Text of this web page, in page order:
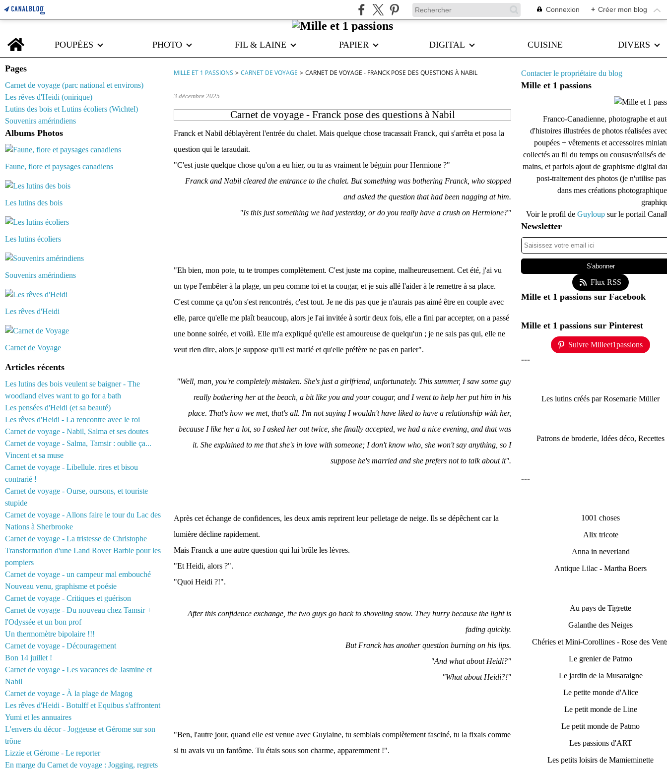
Connexion + Créer mon blog
Home
POUPÉES
PHOTO FIL & LAINE PAPIER DIGITAL CUISINE DIVERS
Pages
Carnet de voyage (parc national et environs)
Les rêves d'Heidi (onirique)
Lutins des bois et Lutins écoliers (Wichtel)
Souvenirs amérindiens
Albums Photos
Faune, flore et paysages canadiens
Les lutins des bois
Les lutins écoliers
Souvenirs amérindiens
Les rêves d'Heidi
Carnet de Voyage
Articles récents
Les lutins des bois veulent se baigner - The
woodland elves want to go for a bath
Les pensées d'Heidi (et sa beauté)
Les rêves d'Heidi - La rencontre avec le roi
Carnet de voyage - Nabil, Salma et ses doutes
Carnet de voyage - Salma, Tamsir : oublie ça...
Vincent et sa muse
Carnet de voyage - Libellule. rires et bisou
contrarié !
Carnet de voyage - Ourse, oursons, et touriste
stupide
Carnet de voyage - Allons faire le tour du Lac des
Nations à Sherbrooke
Carnet de voyage - La tristesse de Christophe
Transformation d'une Land Rover Barbie pour les
pompiers
Carnet de voyage - un campeur mal embouché
Nouveau venu, graphisme et poésie
Carnet de voyage - Critiques et guérison
Carnet de voyage - Du nouveau chez Tamsir +
l'Odyssée et un bon prof
Un thermomètre bipolaire !!!
Carnet de voyage - Découragement
Bon 14 juillet !
Carnet de voyage - Les vacances de Jasmine et
Nabil
Carnet de voyage - À la plage de Magog
Les rêves d'Heidi - Botulff et Equibus s'affrontent
Yumi et les annuaires
L'envers du décor - Joggeuse et Gérome sur son
trône
Lizzie et Gérome - Le reporter
En marge du Carnet de voyage : Jogging, regrets
MILLE ET 1 PASSIONS > CARNET DE VOYAGE > CARNET DE VOYAGE - FRANCK POSE DES QUESTIONS À NABIL
3 décembre 2025
Carnet de voyage - Franck pose des questions à Nabil
Franck et Nabil déblayèrent l'entrée du chalet. Mais quelque chose tracassait Franck, qui s'arrêta et posa la
question qui le taraudait.
"C'est juste quelque chose qu'on a eu hier, ou tu as vraiment le béguin pour Hermione ?"
Franck and Nabil cleared the entrance to the chalet. But something was bothering Franck, who stopped
and asked the question that had been nagging at him.
"Is this just something we had yesterday, or do you really have a crush on Hermione?"
"Eh bien, mon pote, tu te trompes complètement. C'est juste ma copine, malheureusement. Cet été, j'ai vu
un type l'embêter à la plage, un peu comme toi et ta cougar, et je suis allé l'aider à le remettre à sa place.
C'est comme ça qu'on s'est rencontrés, c'est tout. Je ne dis pas que je n'aurais pas aimé être en couple avec
elle, parce qu'elle me plaît beaucoup, alors je l'ai invitée à sortir deux fois, elle a fini par accepter, on a passé
une bonne soirée, et voilà. Elle m'a expliqué qu'elle est amoureuse de quelqu'un ; je ne sais pas qui, elle ne
veut rien dire, alors je suppose qu'il est marié et qu'elle préfère ne pas en parler".
"Well, man, you're completely mistaken. She's just a girlfriend, unfortunately. This summer, I saw some guy
really bothering her at the beach, a bit like you and your cougar, and I went to help her put him in his
place. That's how we met, that's all. I'm not saying I wouldn't have liked to have a relationship with her,
because I like her a lot, so I asked her out twice, she finally accepted, we had a nice evening, and that was
it. She explained to me that she's in love with someone; I don't know who, she won't say anything, so I
suppose he's married and she prefers not to talk about it".
Après cet échange de confidences, les deux amis reprirent leur pelletage de neige. Ils se dépêchent car la
lumière décline rapidement.
Mais Franck a une autre question qui lui brûle les lèvres.
"Et Heidi, alors ?".
"Quoi Heidi ?!".
After this confidence exchange, the two guys go back to shoveling snow. They hurry because the light is
fading quickly.
But Franck has another question burning on his lips.
"And what about Heidi?"
"What about Heidi?!"
"Ben, l'autre jour, quand elle est venue avec Guylaine, tu semblais complètement fasciné, tu la fixais comme
si tu avais vu un fantôme. Tu étais sous son charme, apparemment !".
Contacter le propriétaire du blog
Mille et 1 passions
Franco-Canadienne, photographe et
d'histoires illustrées de photos réalisées
poupées + vêtements et accessoires
collectés au fil du temps ou cousus/réalisés de
mains, et parfois ajout de graphisme digital
post-traitement des photos (je n'utilise
dans mes créations
Voir le profil de Guyloup sur le portail
Newsletter
Flux RSS
Mille et 1 passions sur Facebook
Mille et 1 passions sur Pinterest
Suivre Milleet1passions
---
Les lutins créés par Rosemarie Müller
Patrons de broderie, Idées déco, Recettes
---
1001 choses
Alix tricote
Anna in neverland
Antique Lilac - Martha Boers
Au pays de Tigrette
Galanthe des Neiges
Chéries et Mini-Corollines - Rose des
Le grenier de Patmo
Le jardin de la Musaraigne
Le petite monde d'Alice
Le petit monde de Line
Le petit monde de Patmo
Les passions d'ART
Les petits loisirs de Mamieminette